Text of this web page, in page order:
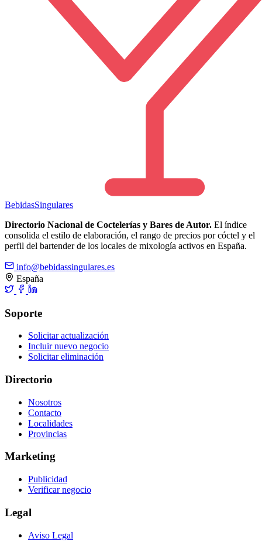
BebidasSingulares
Directorio Nacional de Coctelerías y Bares de Autor. El índice
consolida el estilo de elaboración, el rango de precios por cóctel y el
perfil del bartender de los locales de mixología activos en España.
info@bebidassingulares.es
España
Soporte
Solicitar actualización
Incluir nuevo negocio
Solicitar eliminación
Directorio
Nosotros
Contacto
Localidades
Provincias
Marketing
Publicidad
Verificar negocio
Legal
Aviso Legal